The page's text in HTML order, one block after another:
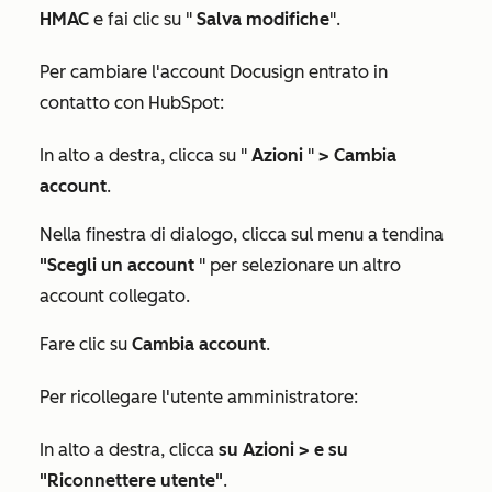
HMAC e fai clic su " Salva modifiche".
Per cambiare l'account Docusign entrato in
contatto con HubSpot:
In alto a destra, clicca su " Azioni " > Cambia
account.
Nella finestra di dialogo, clicca sul menu a tendina
"Scegli un account " per selezionare un altro
account collegato.
Fare clic su Cambia account.
Per ricollegare l'utente amministratore:
In alto a destra, clicca su Azioni > e su
"Riconnettere utente".